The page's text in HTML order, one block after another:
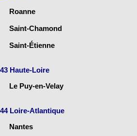
Roanne
Saint-Chamond
Saint-Étienne
43 Haute-Loire
Le Puy-en-Velay
44 Loire-Atlantique
Nantes